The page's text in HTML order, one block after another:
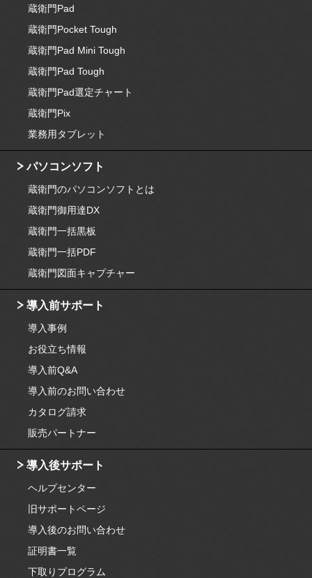
蔵衛門Pad
蔵衛門Pocket Tough
蔵衛門Pad Mini Tough
蔵衛門Pad Tough
蔵衛門Pad選定チャート
蔵衛門Pix
業務用タブレット
パソコンソフト
蔵衛門のパソコンソフトとは
蔵衛門御用達DX
蔵衛門一括黒板
蔵衛門一括PDF
蔵衛門図面キャプチャー
導入前サポート
導入事例
お役立ち情報
導入前Q&A
導入前のお問い合わせ
カタログ請求
販売パートナー
導入後サポート
ヘルプセンター
旧サポートページ
導入後のお問い合わせ
証明書一覧
下取りプログラム